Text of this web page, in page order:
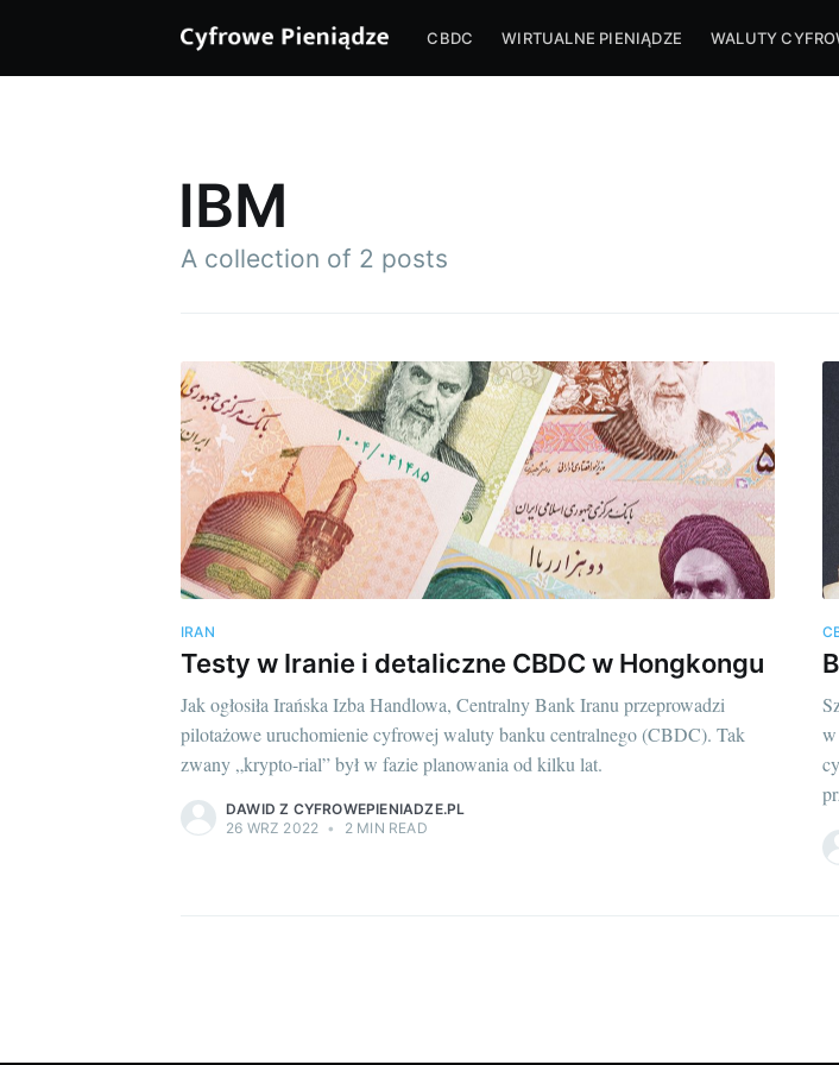
CBDC WIRTUALNE PIENIĄDZE WALUTY
IBM
A collection of 2 posts
IRAN
Testy w Iranie i detaliczne CBDC w Hongkongu
Jak ogłosiła Irańska Izba Handlowa, Centralny Bank Iranu przeprowadzi
pilotażowe uruchomienie cyfrowej waluty banku centralnego (CBDC). Tak
zwany „krypto-rial” był w fazie planowania od kilku lat.
DAWID Z CYFROWEPIENIADZE.PL
26 WRZ 2022 • 2 MIN READ
w